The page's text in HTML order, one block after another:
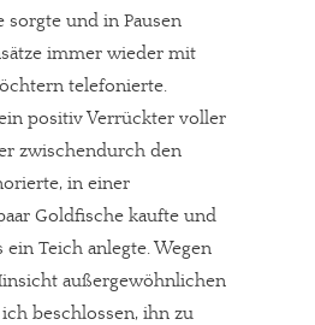
sorgte und in Pausen
immer wieder mit
telefonierte.
positiv Verrückter voller
zwischendurch den
in einer
Goldfische kaufte und
Teich anlegte. Wegen
außergewöhnlichen
beschlossen, ihn zu